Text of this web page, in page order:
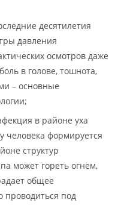
десятилетия
давления
осмотров даже
в голове, тошнота,
– основные
в районе уха
человека формируется
структур
может гореть огнем,
общее
проводиться под